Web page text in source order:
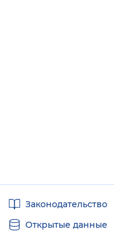
ссылкиЗаконодательство
Открытые данные